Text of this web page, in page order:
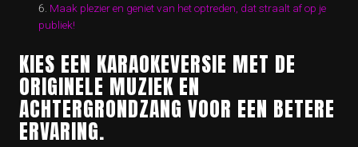
Maak plezier en geniet van het optreden, dat straalt af op je
publiek!
KIES EEN KARAOKEVERSIE MET DE
ORIGINELE MUZIEK EN
ACHTERGRONDZANG VOOR EEN BETERE
ERVARING.